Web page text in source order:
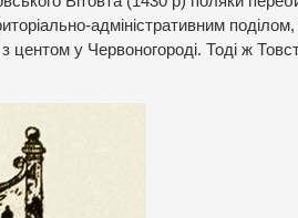
адміністративним
центом у Червоногороді. Тоді ж